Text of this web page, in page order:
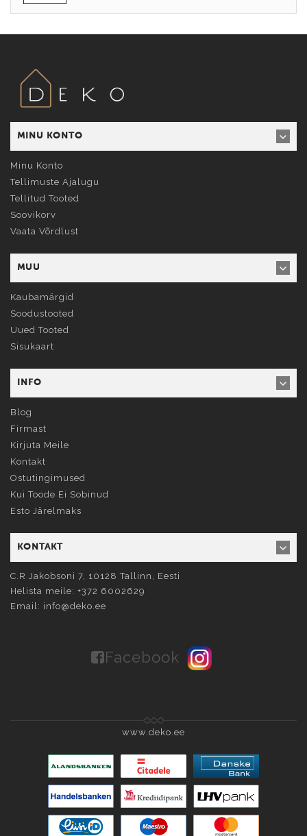
MINU KONTO
Minu Konto
Tellimuste Ajalugu
Tellitud Tooted
Soovikorv
Vaata Võrdlust
MUU
Kaubamärgid
Soodustooted
Uued Tooted
Sisukaart
INFO
Blog
Firmast
Kirjuta Meile
Kontakt
Ostutingimused
Kui Toode Ei Sobinud
Esto Järelmaks
KONTAKT
C.R Jakobsoni 7, 10128 Tallinn , Eesti
Helista meile: +372 6002629
Email: info@deko.ee
Facebook
www.deko.ee